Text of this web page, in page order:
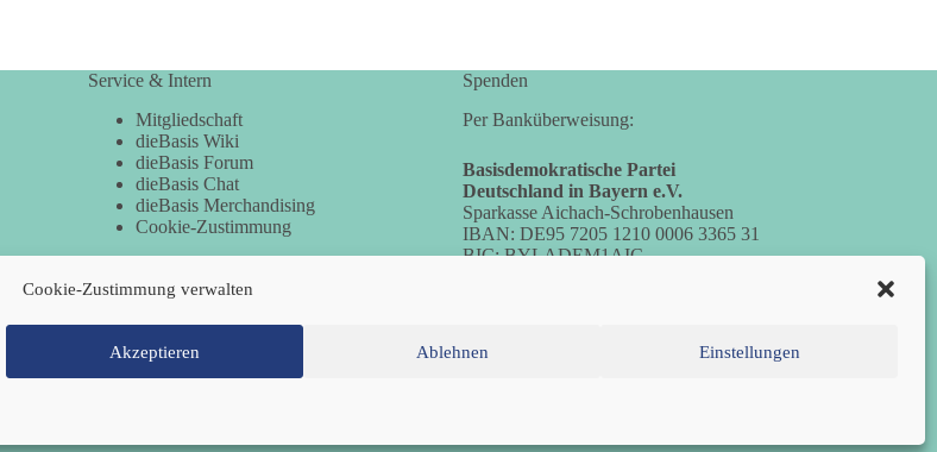
Cookie-Zustimmung verwalten
Akzeptieren Ablehnen Einstellungen
Service & Intern
Mitgliedschaft
dieBasis Wiki
dieBasis Forum
dieBasis Chat
dieBasis Merchandising
Cookie-Zustimmung
Spenden
Per Banküberweisung:
Basisdemokratische Partei
Deutschland in Bayern e.V.
Sparkasse Aichach-Schrobenhausen
IBAN: DE95 7205 1210 0006 3365 31
BIC: BYLADEM1AIC
Mitglied werden Kontakt Cookie-Richtlinie (EU)